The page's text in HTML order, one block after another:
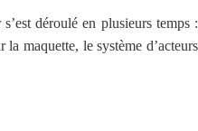
déroulé en plusieurs temps :
maquette, le système d’acteurs